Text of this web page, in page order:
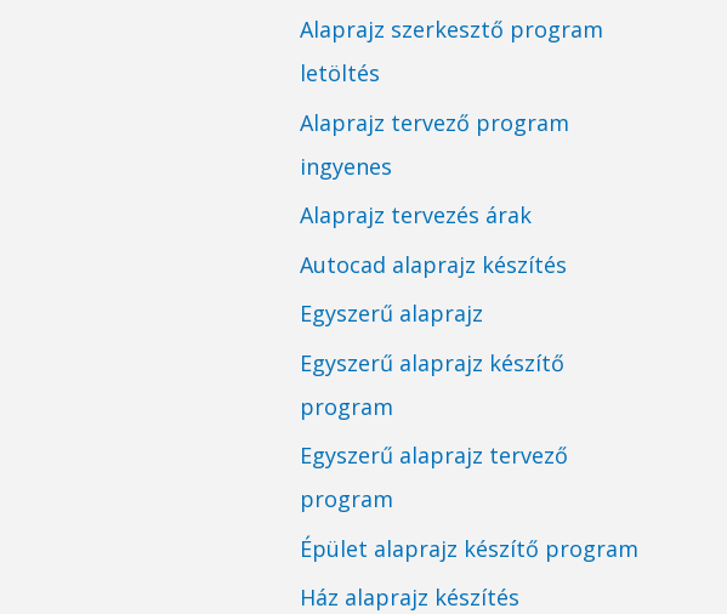
Alaprajz szerkesztő program
letöltés
Alaprajz tervező program
ingyenes
Alaprajz tervezés árak
Autocad alaprajz készítés
Egyszerű alaprajz
Egyszerű alaprajz készítő
program
Egyszerű alaprajz tervező
program
Épület alaprajz készítő program
Ház alaprajz készítés